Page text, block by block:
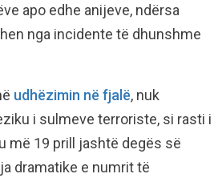
apo edhe anijeve, ndërsa
nga incidente të dhunshme
udhëzimin në fjalë, nuk
i sulmeve terroriste, si rasti i
më 19 prill jashtë degës së
dramatike e numrit të